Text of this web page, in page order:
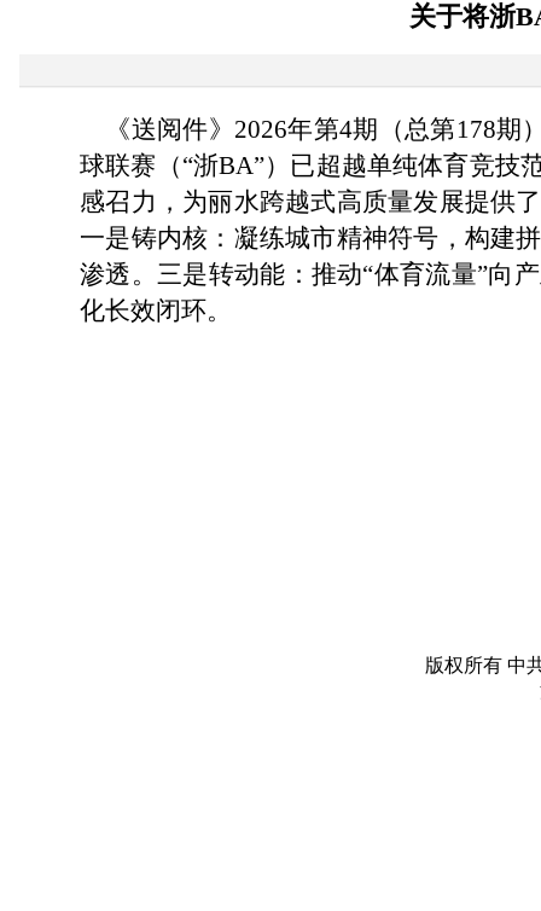
关于将浙
《送阅件》2026年第4期（总第178期
球联赛（“浙BA”）已超越单纯体育竞技
感召力，为丽水跨越式高质量发展提供
一是铸内核：凝练城市精神符号，构建
渗透。三是转动能：推动“体育流量”向
化长效闭环。
版权所有 中